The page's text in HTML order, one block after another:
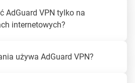
AdGuard VPN tylko na
internetowych?
używa AdGuard VPN?